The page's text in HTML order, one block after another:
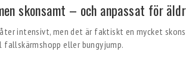
skonsamt – och anpassat för
intensivt, men det är faktiskt en mycket
eller bungyjump.